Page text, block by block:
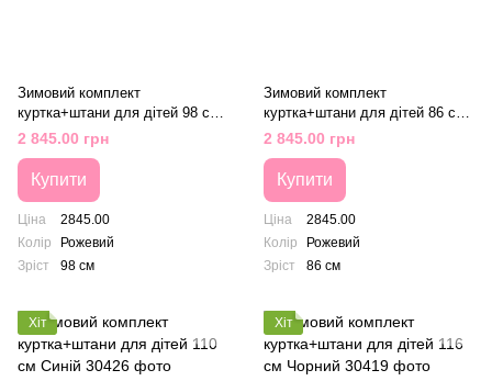
Зимовий комплект
куртка+штани для дітей 98 см
Рожевий
2 845.00 грн
Купити
Ціна
2845.00
Колір
Рожевий
Зріст
98 см
Зимовий комплект
куртка+штани для дітей 86 см
Рожевий
2 845.00 грн
Купити
Ціна
2845.00
Колір
Рожевий
Зріст
86 см
Хіт Хіт